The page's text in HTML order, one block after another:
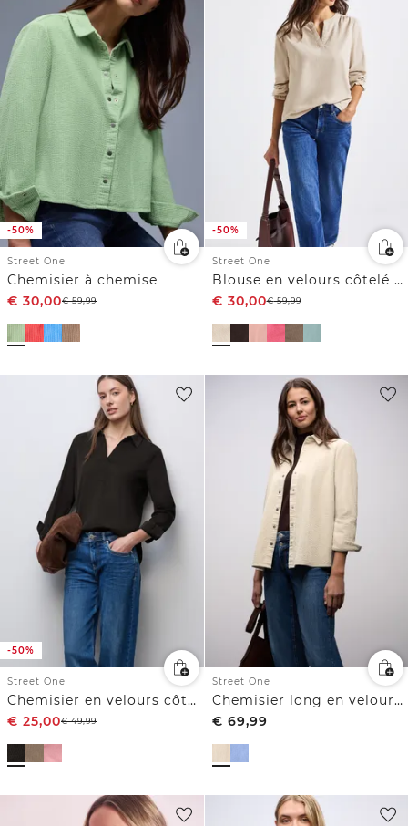
-50%
Street One
Chemisier à chemise
€ 30,00€59,99
-50%
Street One
Blouse en velours côtelé avec détails à volants
€ 30,00€59,99
-50%
Street One
Chemisier en velours côtelé
€ 25,00€49,99
Street One
Chemisier long en velours côtelé
€ 69,99